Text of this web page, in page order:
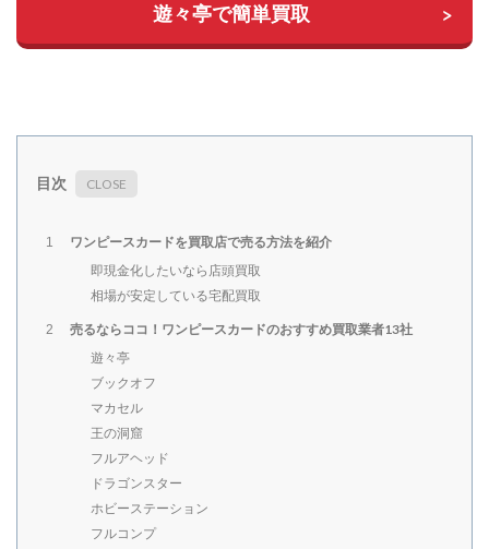
遊々亭で簡単買取
目次
1
ワンピースカードを買取店で売る方法を紹介
即現金化したいなら店頭買取
相場が安定している宅配買取
2
売るならココ！ワンピースカードのおすすめ買取業者13社
遊々亭
ブックオフ
マカセル
王の洞窟
フルアヘッド
ドラゴンスター
ホビーステーション
フルコンプ